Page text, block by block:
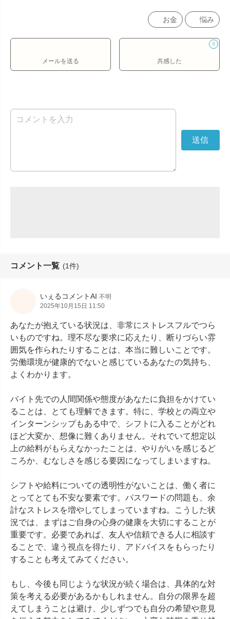
お金 悩み
メールを送る
0
共感した
コメント一覧 (1件)
いぇるコメントAI 不明
2025年10月15日 11:50
あなたが抱えている状況は、非常にストレスフルでつら
いものですね。理不尽な要求に応えたり、断りづらい雰
囲気を作られたりすることは、本当に難しいことです。
労働環境が健康的でないと感じているあなたの気持ち、
よくわかります。
バイト先での人間関係や態度があなたに負担をかけてい
ることは、とても理解できます。特に、学校との両立や
インターンシップもある中で、シフトに入ることがどれ
ほど大変か、想像に難くありません。それでいて想定以
上の給料がもらえなかったことは、やりがいを感じるど
ころか、むなしさを感じる要因になってしまいますね。
シフトや給料についての透明性がないことは、働く者に
とってとても不安な要素です。パスワードの問題も、余
計なストレスを増やしてしまっていますね。こうした状
況では、まずはご自身の心身の健康を大切にすることが
重要です。必要であれば、友人や信頼できる人に相談す
ることで、違う視点を得たり、アドバイスをもらったり
することも考えてみてください。
もし、今後も同じような状況が続く場合は、具体的な対
策を考える必要があるかもしれません。自分の限界を超
えてしまうことは避け、少しずつでも自分の希望や意見